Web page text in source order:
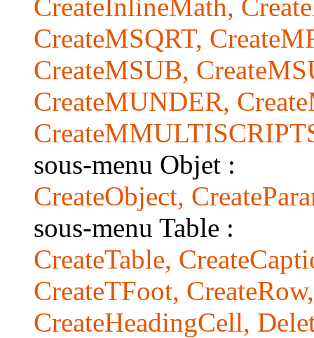
CreateInlineMath,
CreateMSQRT,
CreateMSUB,
CreateMUNDER,
sous-menu Objet :
CreateObject,
sous-menu Table :
CreateTable,
CreateTFoot,
CreateHeadingCell,